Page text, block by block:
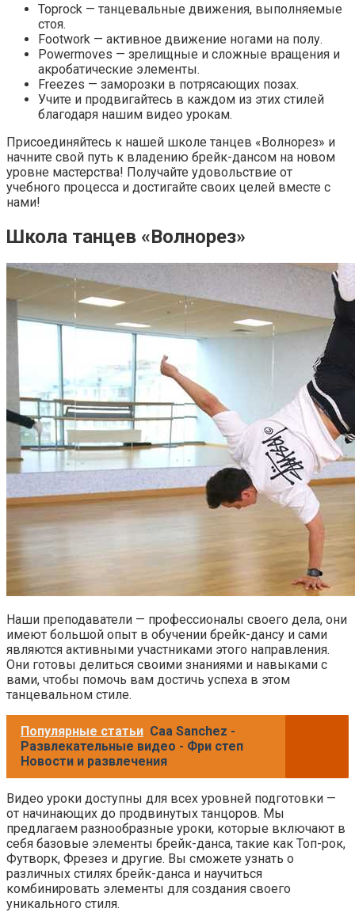
Toprock — танцевальные движения, выполняемые
стоя.
Footwork — активное движение ногами на полу.
Powermoves — зрелищные и сложные вращения и
акробатические элементы.
Freezes — заморозки в потрясающих позах.
Учите и продвигайтесь в каждом из этих стилей
благодаря нашим видео урокам.
Присоединяйтесь к нашей школе танцев «Волнорез» и
начните свой путь к владению брейк-дансом на новом
уровне мастерства! Получайте удовольствие от
учебного процесса и достигайте своих целей вместе с
нами!
Школа танцев «Волнорез»
Наши преподаватели — профессионалы своего дела, они
имеют большой опыт в обучении брейк-дансу и сами
являются активными участниками этого направления.
Они готовы делиться своими знаниями и навыками с
вами, чтобы помочь вам достичь успеха в этом
танцевальном стиле.
Популярные статьи Caa Sanchez -
Развлекательные видео - Фри степ
Новости и развлечения
Видео уроки доступны для всех уровней подготовки —
от начинающих до продвинутых танцоров. Мы
предлагаем разнообразные уроки, которые включают в
себя базовые элементы брейк-данса, такие как Топ-рок,
Футворк, Фрезез и другие. Вы сможете узнать о
различных стилях брейк-данса и научиться
комбинировать элементы для создания своего
уникального стиля.